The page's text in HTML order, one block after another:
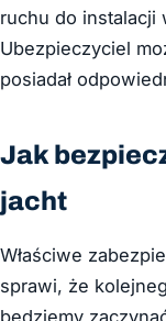
ruchu do instalacji
Ubezpieczyciel
posiadał
Jak
jacht
Właściwe
sprawi, że